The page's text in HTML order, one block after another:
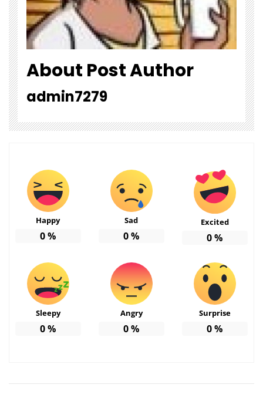
About Post Author
admin7279
Happy
0%
Sad
0%
Excited
0%
Sleepy
0%
Angry
0%
Surprise
0%